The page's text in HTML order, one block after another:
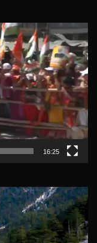
16:25